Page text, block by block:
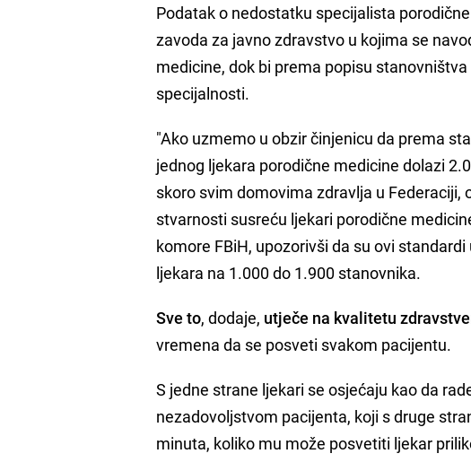
Podatak o nedostatku specijalista
zavoda za javno zdravstvo u kojima se
medicine, dok bi prema popisu
specijalnosti.
"Ako uzmemo u obzir činjenicu da prema
jednog ljekara porodične medicine dolazi
skoro svim domovima zdravlja u
stvarnosti susreću ljekari porodične
komore FBiH, upozorivši da su ovi
ljekara na 1.000 do 1.900 stanovnika.
Sve to, dodaje, utječe na kvalitetu
vremena da se posveti svakom pacijentu.
S jedne strane ljekari se osjećaju kao da
nezadovoljstvom pacijenta, koji s druge
minuta, koliko mu može posvetiti ljekar